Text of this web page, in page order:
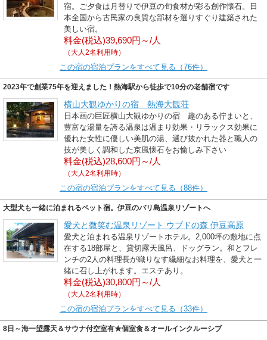
宿。ご夕食は月替りで伊豆の旬食材が彩る創作懐石。日
本全国から古民家の良質な部材を選りすぐり建築された
美しい宿。
料金(税込)39,690円～/人
（大人2名利用時）
この宿の宿泊プランをすべて見る（76件）
2023年で創業75年を迎えました！熱海駅から徒歩で10分の老舗宿です
横山大観ゆかりの宿 熱海大観荘
日本画の巨匠横山大観ゆかりの宿 趣のある佇まいと、
豊富な湯量を誇る温泉は温まり効果・リラックス効果に
優れた女性に優しい美肌の湯、選び抜かれた器と職人の
技が美しく調和した京風懐石をお愉しみ下さい
料金(税込)28,600円～/人
（大人2名利用時）
この宿の宿泊プランをすべて見る（88件）
大型犬も一緒に泊まれるペット宿。伊豆のバリ島温泉リゾートへ
愛犬と微笑む温泉リゾート ウブドの森 伊豆高原
愛犬と泊まれる温泉リゾートホテル。2,000坪の敷地に点
在する18部屋と、貸切露天風呂、ドッグラン。和とフレ
ンチの2人の料理長が織りなす繊細なお料理を、愛犬と一
緒に召し上がれます。エステあり。
料金(税込)30,800円～/人
（大人2名利用時）
この宿の宿泊プランをすべて見る（33件）
8日～海一望露天＆サウナ付空室有★個室食＆オールインクルーシブ